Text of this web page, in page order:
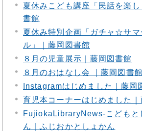
夏休みこども講座「民話を楽し
書館
夏休み特別企画「ガチャ☆サマ
ル」｜藤岡図書館
８月の児童展示｜藤岡図書館
８月のおはなし会 ｜藤岡図書館
Instagramはじめました｜藤岡
育児本コーナーはじめました
FujiokaLibraryNews‐こどもと
ん｜ふじおかとしょかん